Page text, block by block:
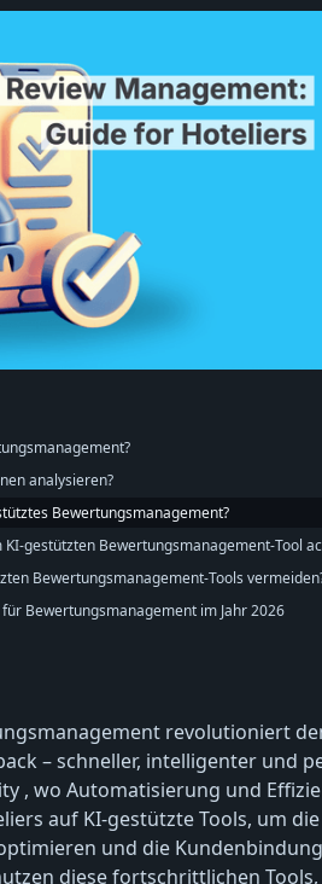
analysieren?
Bewertungsmanagement?
gestützten Bewertungsmanagement-Tool
Bewertungsmanagement-Tools
Bewertungsmanagement im Jahr 2026
revolutioniert
– schneller, intelligenter und
, wo Automatisierung und
auf KI-gestützte Tools, um
und die
diese fortschrittlichen